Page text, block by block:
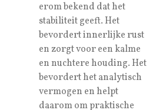
erom bekend dat het
stabiliteit geeft. Het
bevordert innerlijke rust
en zorgt voor een kalme
en nuchtere houding. Het
bevordert het analytisch
vermogen en helpt
daarom om praktische